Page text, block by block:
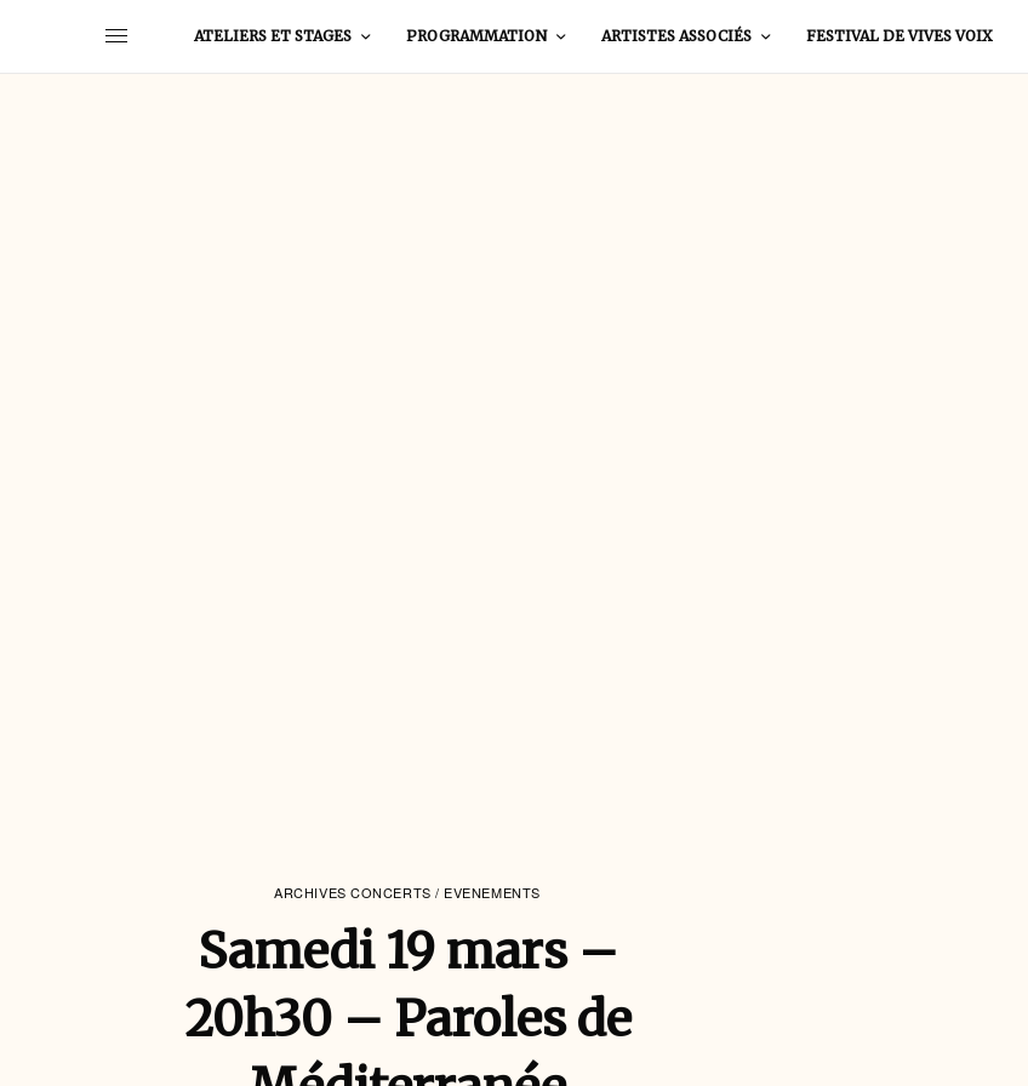
ATELIERS ET STAGES PROGRAMMATION ARTISTES ASSOCIÉS FESTIVAL DE VIVES VOIX
ARCHIVES CONCERTS / EVENEMENTS
Samedi 19 mars –
20h30 – Paroles de